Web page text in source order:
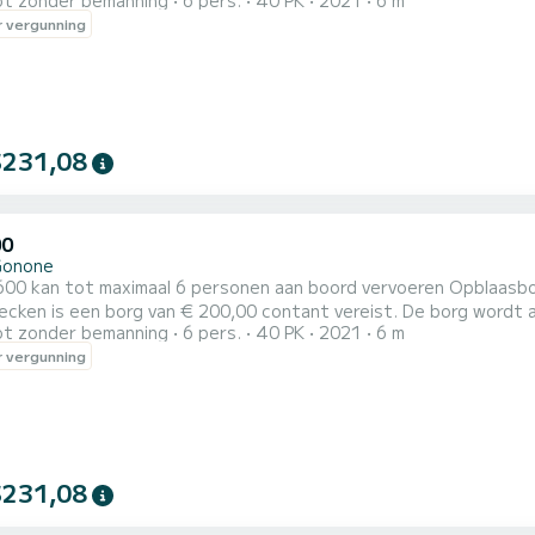
te zijn! De CNC600 is voorzien van een
vergunning
maximaal 6 personen aan boord vervoeren Opblaasbootverhuur zonder vaarbewijs Belangrijke mededeling: bij
is een borg van € 200,00 contant vereist. De borg wordt
de integriteit van de opblaasboot en de uitrusting aan
zonder bemanning 6 pers. 40 PK 2021 6 m
vergunning